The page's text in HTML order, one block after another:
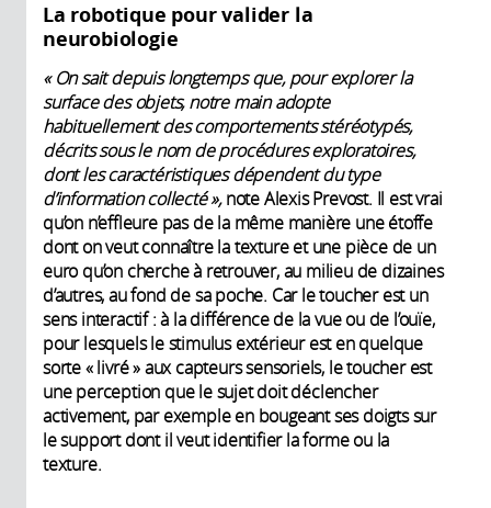
La robotique pour valider la
neurobiologie
« On sait depuis longtemps que, pour explorer la
surface des objets, notre main adopte
habituellement des comportements stéréotypés,
décrits sous le nom de procédures exploratoires,
dont les caractéristiques dépendent du type
d’information collecté »,note Alexis Prevost. Il est vrai
qu’on n’effleure pas de la même manière une étoffe
dont on veut connaître la texture et une pièce de un
euro qu’on cherche à retrouver, au milieu de dizaines
d’autres, au fond de sa poche. Car le toucher est un
sens interactif : à la différence de la vue ou de l’ouïe,
pour lesquels le stimulus extérieur est en quelque
sorte « livré » aux capteurs sensoriels, le toucher est
une perception que le sujet doit déclencher
activement, par exemple en bougeant ses doigts sur
le support dont il veut identifier la forme ou la
texture.